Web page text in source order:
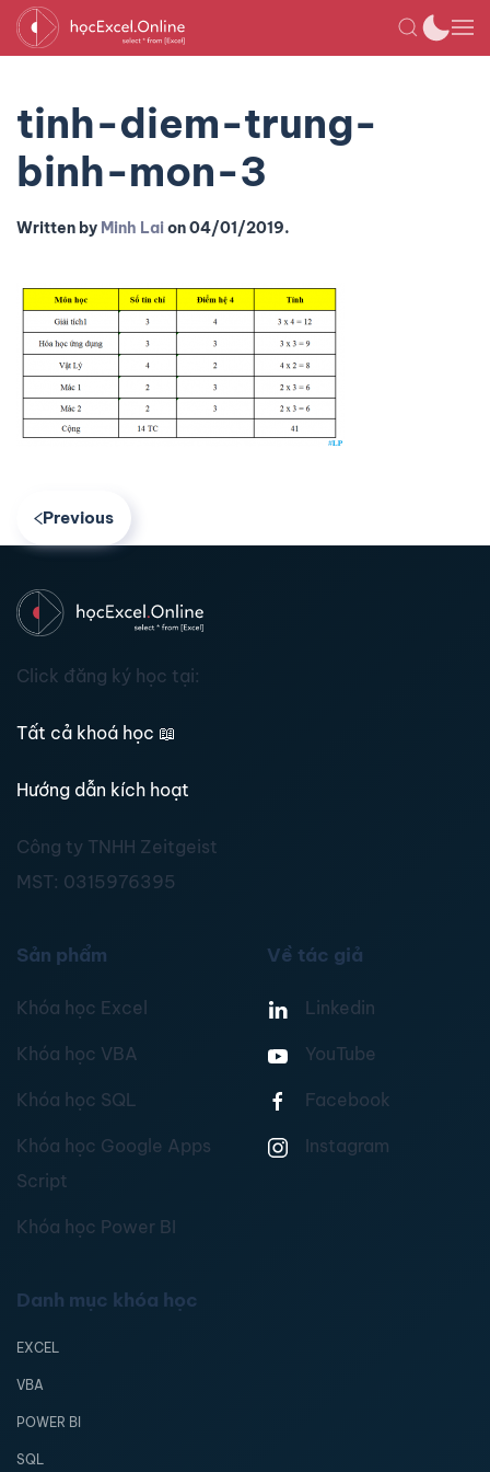
tinh-diem-trung-
binh-mon-3
Written by Minh Laion04/01/2019.
Previous
Click đăng ký học tại:
Tất cả khoá học 📖
Hướng dẫn kích hoạt
Công ty TNHH Zeitgeist
MST: 0315976395
Sản phẩm
Khóa học Excel
Khóa học VBA
Khóa học SQL
Khóa học Google Apps
Script
Khóa học Power BI
Về tác giả
Linkedin
YouTube
Facebook
Instagram
Danh mục khóa học
EXCEL
VBA
POWER BI
SQL